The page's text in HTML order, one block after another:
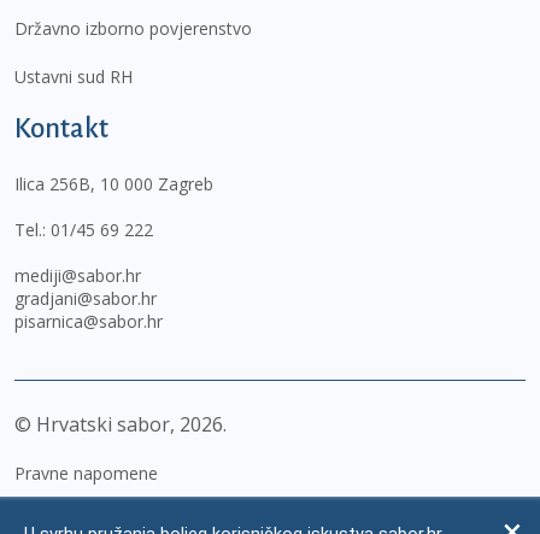
Državno izborno povjerenstvo
Ustavni sud RH
Kontakt
Ilica 256B, 10 000 Zagreb
Tel.: 01/45 69 222
mediji@sabor.hr
gradjani@sabor.hr
pisarnica@sabor.hr
© Hrvatski sabor, 2026
Pravne napomene